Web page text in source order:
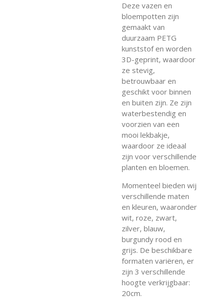
Deze vazen en
bloempotten zijn
gemaakt van
duurzaam PETG
kunststof en worden
3D-geprint, waardoor
ze stevig,
betrouwbaar en
geschikt voor binnen
en buiten zijn. Ze zijn
waterbestendig en
voorzien van een
mooi lekbakje,
waardoor ze ideaal
zijn voor verschillende
planten en bloemen.
Momenteel bieden wij
verschillende maten
en kleuren, waaronder
wit, roze, zwart,
zilver, blauw,
burgundy rood en
grijs. De beschikbare
formaten variëren, er
zijn 3 verschillende
hoogte verkrijgbaar:
20cm.